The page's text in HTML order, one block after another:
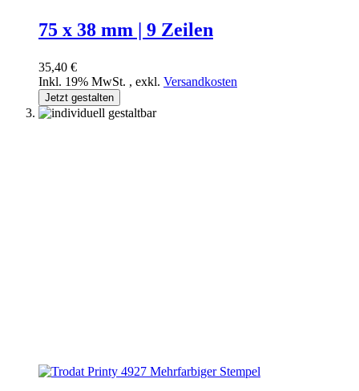
75 x 38 mm | 9 Zeilen
35,40 €
Inkl. 19% MwSt. , exkl. Versandkosten
Jetzt gestalten